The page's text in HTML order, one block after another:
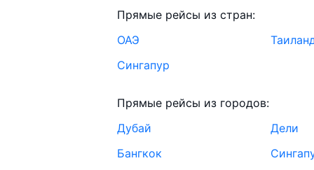
выбирать условия перелёта,
Прямые рейсы из стран:
ОАЭ
Сингапур
Прямые рейсы из городов:
Дубай
Дели
Бангкок